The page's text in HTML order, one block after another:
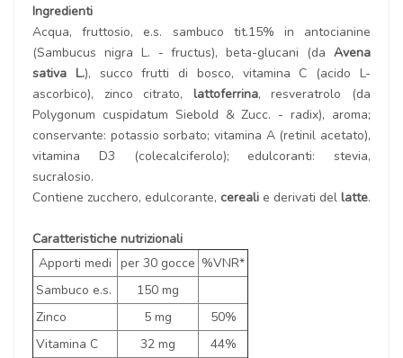
Ingredienti
Acqua, fruttosio, e.s. sambuco tit.15% in antocianine
(Sambucus nigra L. - fructus), beta-glucani (da Avena
sativa L.), succo frutti di bosco, vitamina C (acido L-
ascorbico), zinco citrato, lattoferrina, resveratrolo (da
Polygonum cuspidatum Siebold & Zucc. - radix), aroma;
conservante: potassio sorbato; vitamina A (retinil acetato),
vitamina D3 (colecalciferolo); edulcoranti: stevia,
sucralosio.
Contiene zucchero, edulcorante, cereali e derivati del latte.
Caratteristiche nutrizionali
Apporti medi per 30 gocce %VNR*
Sambuco e.s.
150 mg
Zinco
5 mg
50%
Vitamina C
32 mg 44%